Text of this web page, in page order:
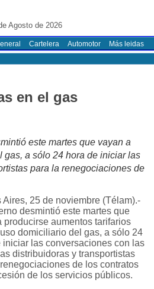
Agosto de 2026
Cartelera Automotor Más leidas
en el gas
este martes que vayan a
a sólo 24 hora de iniciar las
para la renegociaciones de
Aires, 25 de noviembre (Télam).-
desmintió este martes que
producirse aumentos tarifarios
domiciliario del gas, a sólo 24
iniciar las conversaciones con las
distribuidoras y transportistas
de los contratos
de los servicios públicos.